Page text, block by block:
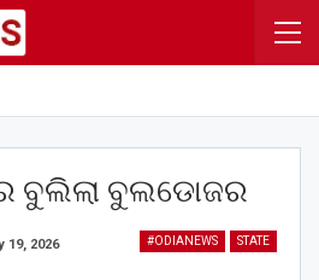
ବୁଲିଲା ବୁଲଡୋଜର
#ODIANEWS STATE
19, 2026